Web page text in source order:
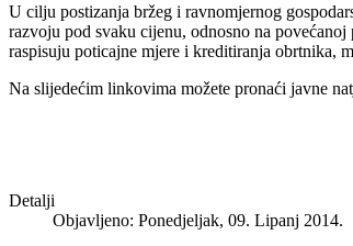
U cilju postizanja bržeg i ravnomjernog
razvoju pod svaku cijenu, odnosno na
raspisuju poticajne mjere i kreditiranja obrtnika,
Na slijedećim linkovima možete pronaći javne
Detalji
Objavljeno: Ponedjeljak, 09. Lipanj 2014.